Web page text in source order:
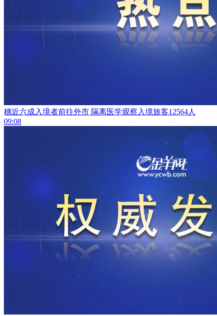
穗近六成入境者前往外市 隔离医学观察入境旅客12564人
09:08